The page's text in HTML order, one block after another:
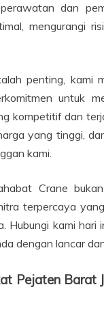
dan
mengurangi
penting, kami
untuk
kompetitif dan
yang tinggi,
kami.
Crane
terpercaya
Hubungi kami
dengan lancar
Pejaten